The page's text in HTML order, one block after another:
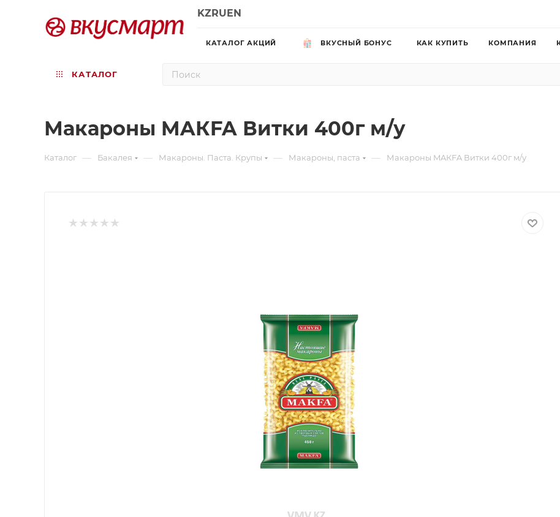
KZRUEN
КАТАЛОГ АКЦИЙ ВКУСНЫЙ БОНУС КАК КУПИТЬ КОМПАНИЯ
КАТАЛОГ
Макароны MAКFA Витки 400г м/у
Каталог — Бакалея — Макароны. Паста. Крупы — Макароны, паста — Макароны MAКFA Витки 400г м/у